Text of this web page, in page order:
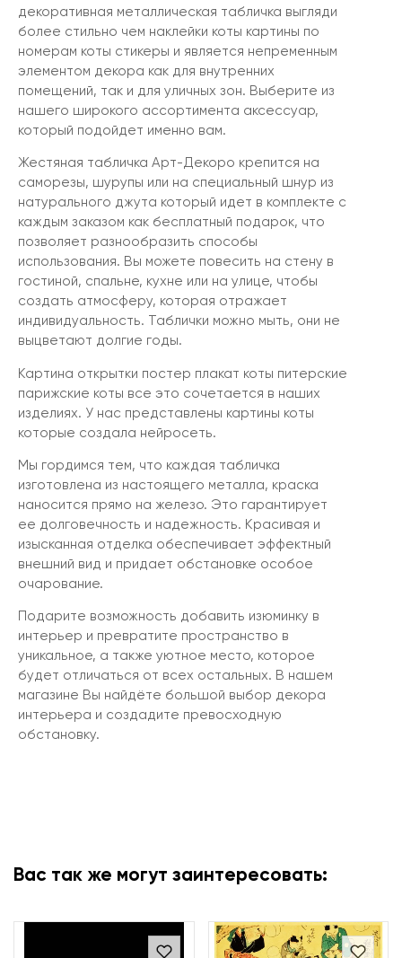
декоративная металлическая табличка выгляди
более стильно чем наклейки коты картины по
номерам коты стикеры и является непременным
элементом декора как для внутренних
помещений, так и для уличных зон. Выберите из
нашего широкого ассортимента аксессуар,
который подойдет именно вам.
Жестяная табличка Арт-Декоро крепится на
саморезы, шурупы или на специальный шнур из
натурального джута который идет в комплекте с
каждым заказом как бесплатный подарок, что
позволяет разнообразить способы
использования. Вы можете повесить на стену в
гостиной, спальне, кухне или на улице, чтобы
создать атмосферу, которая отражает
индивидуальность. Таблички можно мыть, они не
выцветают долгие годы.
Картина открытки постер плакат коты питерские
парижские коты все это сочетается в наших
изделиях. У нас представлены картины коты
которые создала нейросеть.
Мы гордимся тем, что каждая табличка
изготовлена из настоящего металла, краска
наносится прямо на железо. Это гарантирует
ее долговечность и надежность. Красивая и
изысканная отделка обеспечивает эффектный
внешний вид и придает обстановке особое
очарование.
Подарите возможность добавить изюминку в
интерьер и превратите пространство в
уникальное, а также уютное место, которое
будет отличаться от всех остальных. В нашем
магазине Вы найдёте большой выбор декора
интерьера и создадите превосходную
обстановку.
Вас так же могут заинтересовать: